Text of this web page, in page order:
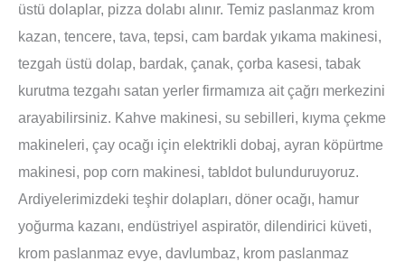
üstü dolaplar, pizza dolabı alınır. Temiz paslanmaz krom
kazan, tencere, tava, tepsi, cam bardak yıkama makinesi,
tezgah üstü dolap, bardak, çanak, çorba kasesi, tabak
kurutma tezgahı satan yerler firmamıza ait çağrı merkezini
arayabilirsiniz. Kahve makinesi, su sebilleri, kıyma çekme
makineleri, çay ocağı için elektrikli dobaj, ayran köpürtme
makinesi, pop corn makinesi, tabldot bulunduruyoruz.
Ardiyelerimizdeki teşhir dolapları, döner ocağı, hamur
yoğurma kazanı, endüstriyel aspiratör, dilendirici küveti,
krom paslanmaz evye, davlumbaz, krom paslanmaz